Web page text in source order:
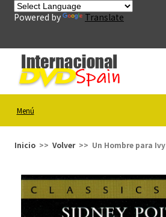
Powered by
Translate
Menú
Inicio Volver Un Hombre para Ivy